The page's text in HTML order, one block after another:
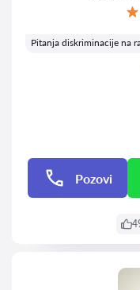
Pitanja diskriminacije na
Pozovi